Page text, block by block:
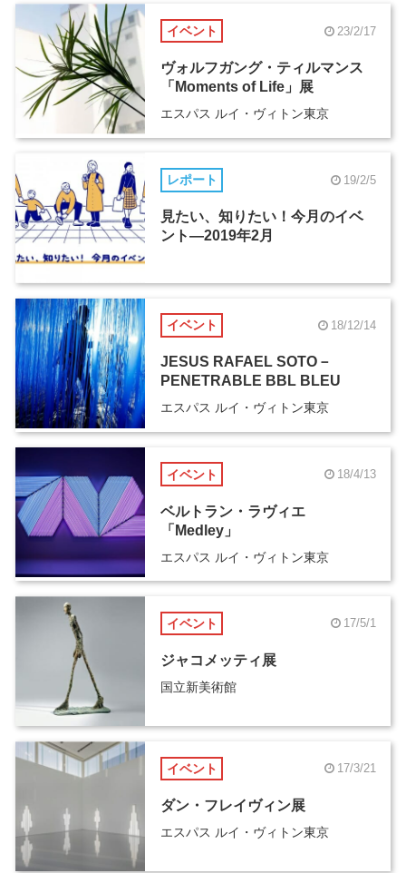
イベント 23/2/17
ヴォルフガング・ティルマンス
「Moments of Life」展
エスパス ルイ・ヴィトン東京
レポート 19/2/5
見たい、知りたい！今月のイベ
ント―2019年2月
イベント 18/12/14
JESUS RAFAEL SOTO－
PENETRABLE BBL BLEU
エスパス ルイ・ヴィトン東京
イベント 18/4/13
ベルトラン・ラヴィエ
「Medley」
エスパス ルイ・ヴィトン東京
イベント 17/5/1
ジャコメッティ展
国立新美術館
イベント 17/3/21
ダン・フレイヴィン展
エスパス ルイ・ヴィトン東京